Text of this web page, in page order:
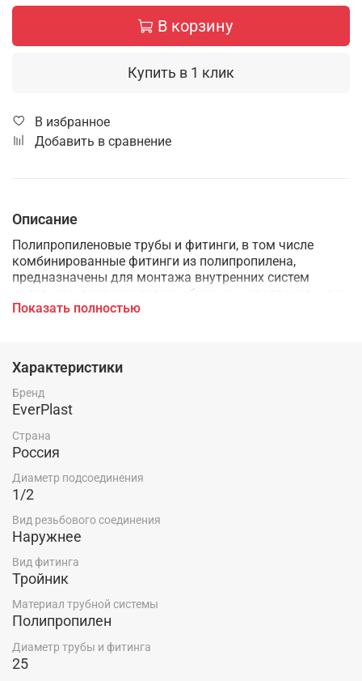
В корзину
Купить в 1 клик
В избранное
Добавить в сравнение
Описание
Полипропиленовые трубы и фитинги, в том числе
комбинированные фитинги из полипропилена,
предназначены для монтажа внутренних систем
холодного, горячего водоснабжения и отопления, а так
же применяются в технологических трубопроводах,
Показать полностью
Характеристики
Бренд
EverPlast
Страна
Россия
Диаметр подсоединения
1/2
Вид резьбового соединения
Наружнее
Вид фитинга
Тройник
Материал трубной системы
Полипропилен
Диаметр трубы и фитинга
25